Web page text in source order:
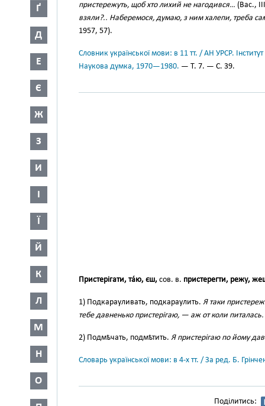
Ґ
Д
Е
Є
Ж
З
И
І
Ї
Й
К
Л
М
Н
О
пристережуть, щоб хто лихий не нагодився… (Вас.,
взяли?.. Наберемося, думаю, з ним халепи, треба
1957, 57).
Словник української мови: в 11 тт. / АН УРСР.
Наукова думка, 1970—1980. — Т. 7. — С. 39.
Пристерігати, та́ю, єш, сов. в. пристерегти, режу,
1) Подкарауливать, подкараулить. Я таки
тебе давненько пристерігаю, — аж от коли питалась.
2) Подмѣчать, подмѣтить. Я пристерігаю по йому
Словарь української мови: в 4-х тт. / За ред. Б.
Поділитись: